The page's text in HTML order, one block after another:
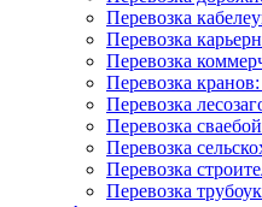
Перевозка
Перевозка
Перевозка
Перевозка
Перевозка
Перевозка
Перевозка
Перевозка
Перевозка